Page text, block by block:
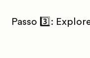
Passo 3️⃣: